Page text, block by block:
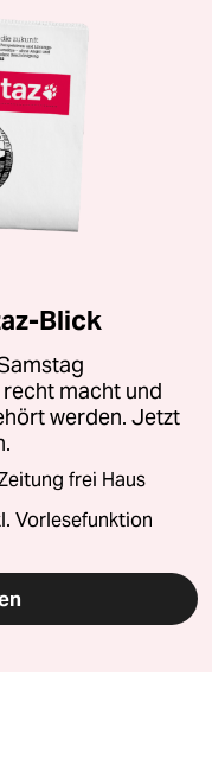
Blick
macht und
werden. Jetzt
frei Haus
Vorlesefunktion